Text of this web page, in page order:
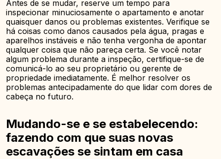
Antes de se mudar, reserve um tempo para
inspecionar minuciosamente o apartamento e anotar
quaisquer danos ou problemas existentes. Verifique se
há coisas como danos causados pela água, pragas e
aparelhos instáveis e não tenha vergonha de apontar
qualquer coisa que não pareça certa. Se você notar
algum problema durante a inspeção, certifique-se de
comunicá-lo ao seu proprietário ou gerente de
propriedade imediatamente. É melhor resolver os
problemas antecipadamente do que lidar com dores de
cabeça no futuro.
Mudando-se e se estabelecendo:
fazendo com que suas novas
escavações se sintam em casa